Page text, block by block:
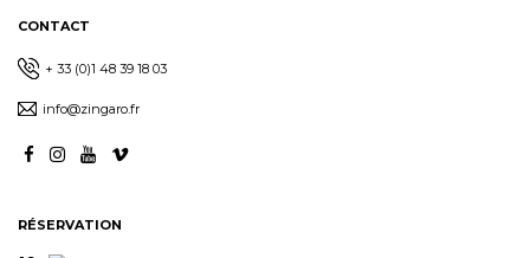
CONTACT
+ 33 (0)1 48 39 18 03
info@zingaro.fr
RÉSERVATION